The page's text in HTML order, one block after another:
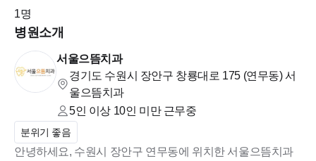
저희 진료스태프들은 서로를 소중히 여기는, 정말 착하고 좋은
분들이에요.
실제로 최근 입사하신 막내선생님도 가장 좋은 점은 "선생님들!"
이라고 자신있게 말씀하세요.
텃세와 따돌림 등은 상상할 수도 없는 곳입니다.
1명
병원소개
서울으뜸치과
경기도 수원시 장안구 창룡대로 175 (연무동) 서
울으뜸치과
5인 이상 10인 미만근무중
분위기 좋음
안녕하세요, 수원시 장안구 연무동에 위치한 서울으뜸치과